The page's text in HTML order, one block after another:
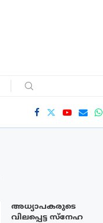
അധ്യാപകരുടെ
വിലപ്പെട്ട സ്നേഹ